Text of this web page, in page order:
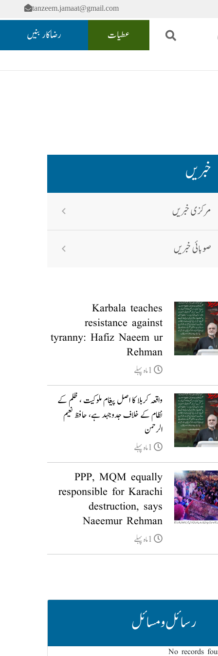
tanzeem.jamaat@gmail.com
عطیات رضاکار بنیں
خبریں
مرکزی خبریں
صوبائی خبریں
Karbala teaches
resistance against
tyranny: Hafiz Naeem ur
Rehman
واقعہ کربلا کا اصل پیغام ملوکیت ، ظلم کے
نظام کے خلاف جدوجہد ہے، حافظ نعیم
الرحمن
PPP, MQM equally
responsible for Karachi
destruction, says
Naeemur Rehman
رسائل و مسائل
No records